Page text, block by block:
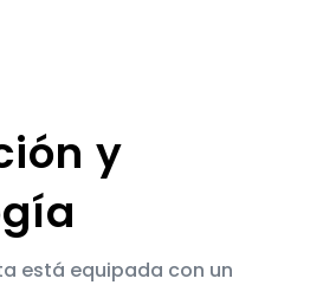
y
está equipada con un